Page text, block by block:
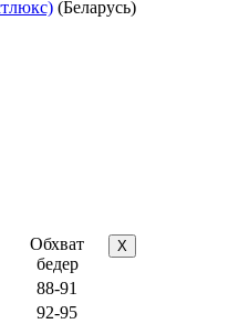
(Беларусь)
Обхват
бедер
X
88-91
92-95